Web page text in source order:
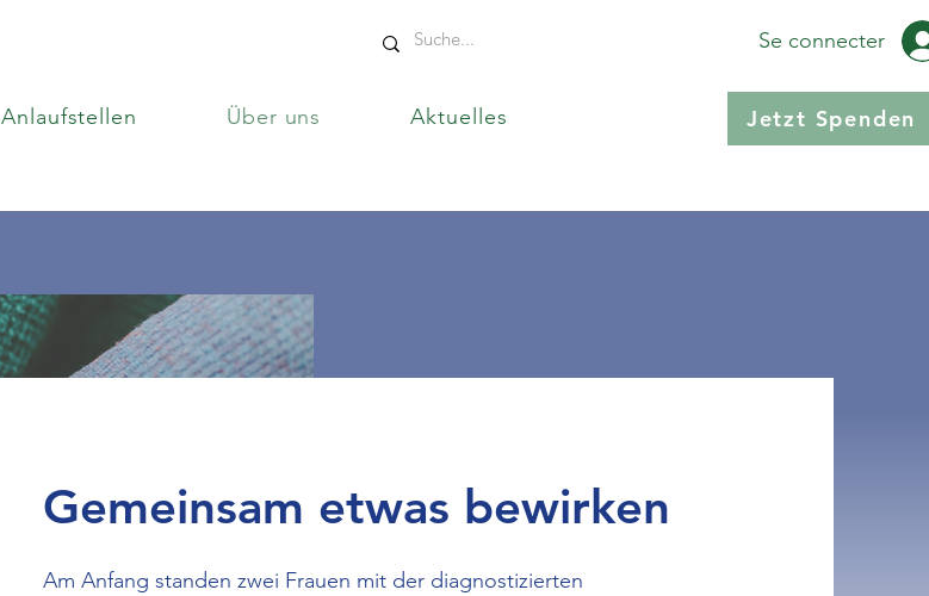
Anlaufstellen Über uns Aktuelles
Se connecter
Jetzt Spenden
Gemeinsam etwas bewirken
Am Anfang standen zwei Frauen mit der diagnostizierten